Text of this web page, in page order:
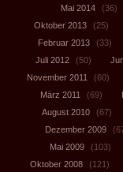
Mai 2014
(36)
Oktober 2013
(25)
Februar 2013
(33)
Juli 2012
(50)
November 2011
(60)
März 2011
(69)
August 2010
(67)
Dezember 2009
Mai 2009
(103)
Oktober 2008
(121)